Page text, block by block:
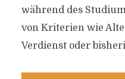
während des
von Kriterien wie
Verdienst oder